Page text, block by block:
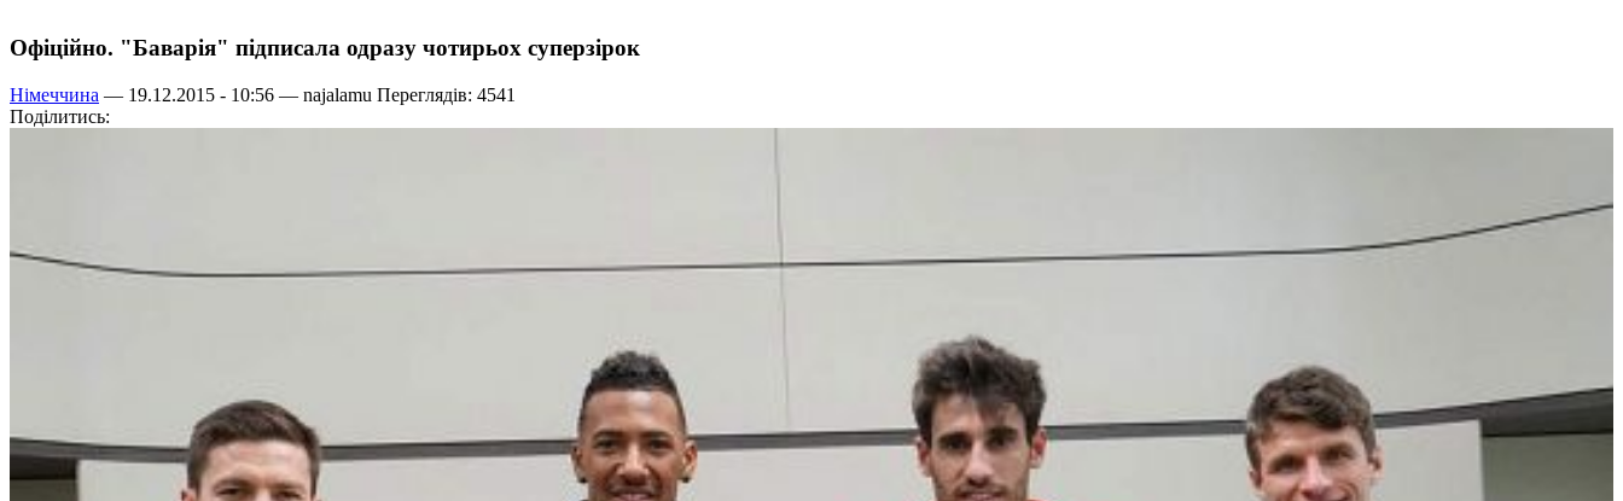
Офіційно. "Баварія" підписала одразу чотирьох суперзірок
Німеччина — 19.12.2015 - 10:56 — najalamu Переглядів: 4541
Поділитись: